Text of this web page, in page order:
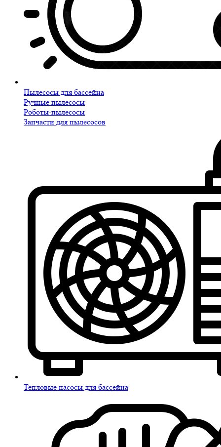
Пылесосы для бассейна
Ручные пылесосы
Роботы-пылесосы
Запчасти для пылесосов
Тепловые насосы для бассейна